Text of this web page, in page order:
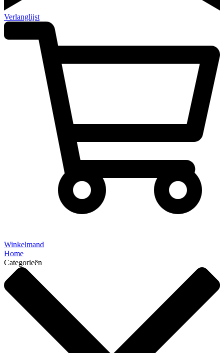
Verlanglijst
Winkelmand
Home
Categorieën